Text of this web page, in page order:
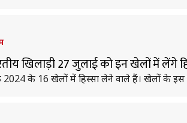
खिलाड़ी 27 जुलाई को इन खेलों में लेंगे
2024 के 16 खेलों में हिस्सा लेने वाले हैं। खेलों के